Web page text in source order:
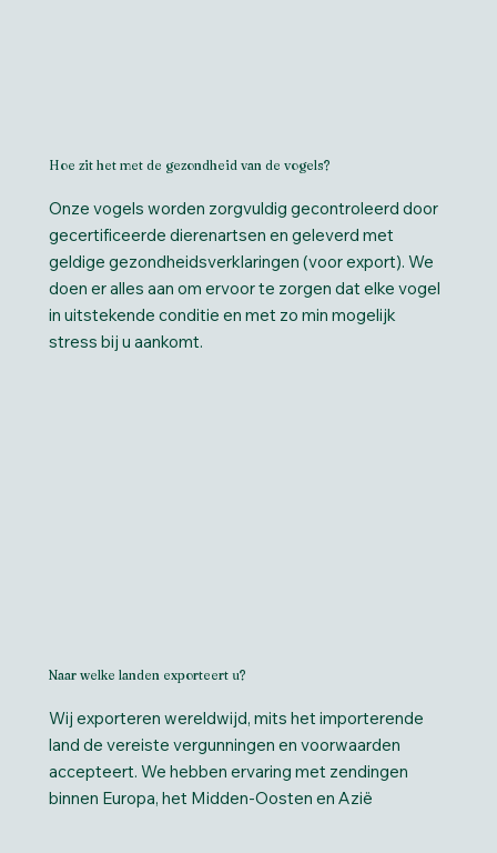
Hoe zit het met de gezondheid van de vogels?
Onze vogels worden zorgvuldig gecontroleerd door
gecertificeerde dierenartsen en geleverd met
geldige gezondheidsverklaringen (voor export). We
doen er alles aan om ervoor te zorgen dat elke vogel
in uitstekende conditie en met zo min mogelijk
stress bij u aankomt.
Naar welke landen exporteert u?
Wij exporteren wereldwijd, mits het importerende
land de vereiste vergunningen en voorwaarden
accepteert. We hebben ervaring met zendingen
binnen Europa, het Midden-Oosten en Azië